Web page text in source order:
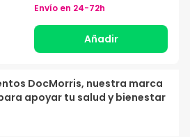
Envío en 24-72h
Añadir
DocMorris, nuestra marca
apoyar tu salud y bienestar